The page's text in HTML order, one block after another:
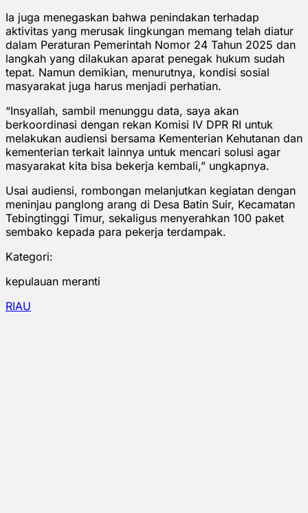
Ia juga menegaskan bahwa penindakan terhadap
aktivitas yang merusak lingkungan memang telah diatur
dalam Peraturan Pemerintah Nomor 24 Tahun 2025 dan
langkah yang dilakukan aparat penegak hukum sudah
tepat. Namun demikian, menurutnya, kondisi sosial
masyarakat juga harus menjadi perhatian.
“Insyallah, sambil menunggu data, saya akan
berkoordinasi dengan rekan Komisi IV DPR RI untuk
melakukan audiensi bersama Kementerian Kehutanan dan
kementerian terkait lainnya untuk mencari solusi agar
masyarakat kita bisa bekerja kembali,” ungkapnya.
Usai audiensi, rombongan melanjutkan kegiatan dengan
meninjau panglong arang di Desa Batin Suir, Kecamatan
Tebingtinggi Timur, sekaligus menyerahkan 100 paket
sembako kepada para pekerja terdampak.
Kategori:
kepulauan meranti
RIAU